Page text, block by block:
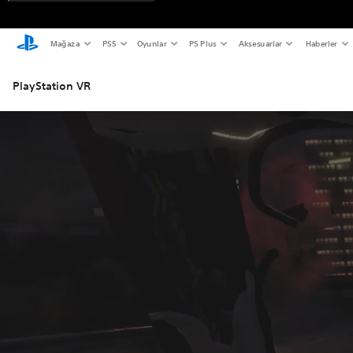
Mağaza PS5 Oyunlar PS Plus Aksesuarlar Haberler
PlayStation VR